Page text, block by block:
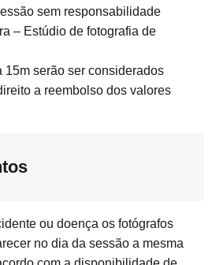
sem responsabilidade
– Estúdio de fotografia de
15m serão ser considerados
a reembolso dos valores
ou doença os fotógrafos
no dia da sessão a mesma